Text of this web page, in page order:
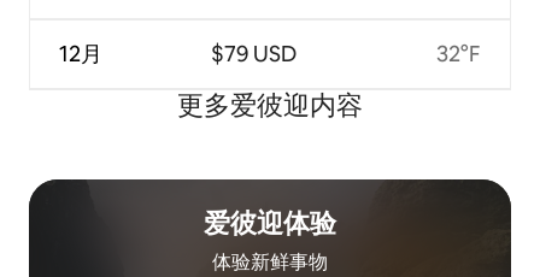
12月 $79 USD 32°F
更多爱彼迎内容
爱彼迎体验
体验新鲜事物